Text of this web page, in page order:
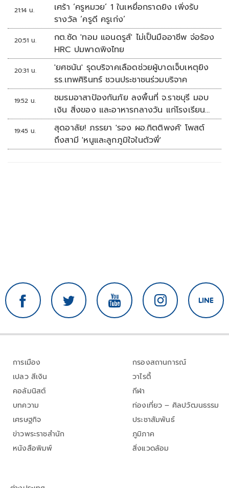
21:14 น.
เศร้า ‘ครูหมวย’ 1 ในเหยื่อกราดยิง เพิ่งรับ
รางวัล ‘ครูดี ครูเก่ง’
20:51 น.
กต.ซัด 'ทอม แอนดรูส์' ไม่เป็นมืออาชีพ จ่อร้อง
HRC ปมพาดพิงไทย
20:31 น.
'ยศชนัน' รุดบริจาคเลือดช่วยผู้บาดเจ็บเหตุยิง
รร.เทพศิรินทร์ ชวนประชาชนร่วมบริจาค
19:52 น.
ชมรมอาสาป้องกันภัย ลงพื้นที่ จ.ราชบุรี มอบ
เงิน สิ่งของ และอาหารกลางวัน แก่โรงเรียน
บ้านหนองน้ำใส
19:45 น.
สุดอาลัย! ภรรยา 'รอง ผอ.กิตติพงศ์' โพสต์
ถึงสามี 'หนูและลูกภูมิใจในตัวพี่'
การเมือง
เปลว สีเงิน
คอลัมนิสต์
บทความ
เศรษฐกิจ
ข่าวพระราชสำนัก
หนังสือพิมพ์
กรองสถานการณ์
วาไรตี้
กีฬา
ท่องเที่ยว – ศิลปวัฒนธรรม
ประชาสัมพันธ์
ภูมิภาค
สิ่งแวดล้อม